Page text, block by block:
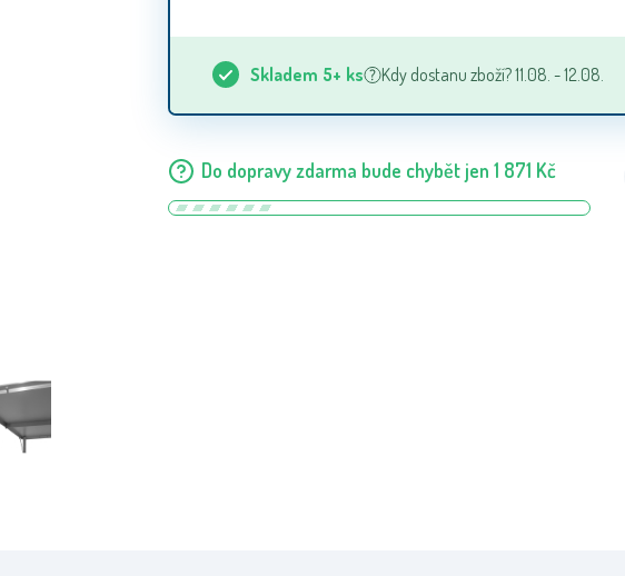
Skladem 5+ ks Kdy dostanu zboží? 11.08. - 12.08.
Do dopravy zdarma bude chybět jen 1 871 Kč